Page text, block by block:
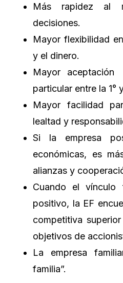
Más rapidez al
decisiones.
Mayor flexibilidad
y el dinero.
Mayor
particular entre la 1°
Mayor facilidad
lealtad y
Si la empresa
económicas, es
alianzas y
Cuando el
positivo, la EF
competitiva
objetivos de
La empresa
familia”.